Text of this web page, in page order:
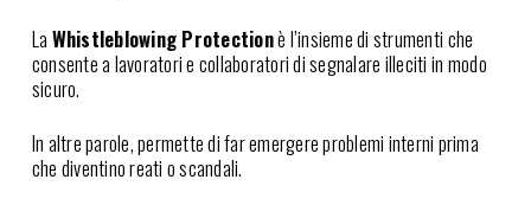
La Whistleblowing Protectionè l’insieme di strumenti che
consente a lavoratori e collaboratori di segnalare illeciti in modo
sicuro.
In altre parole, permette di far emergere problemi interni prima
che diventino reati o scandali.